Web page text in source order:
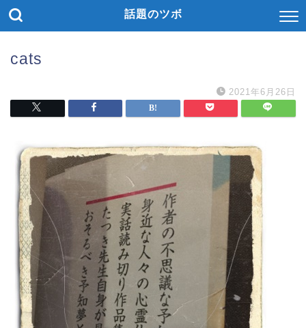
話題のツボ
cats
2021年6月26日